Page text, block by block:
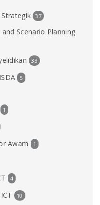
37
Scenario Planning
33
5
1
Awam 1
4
10